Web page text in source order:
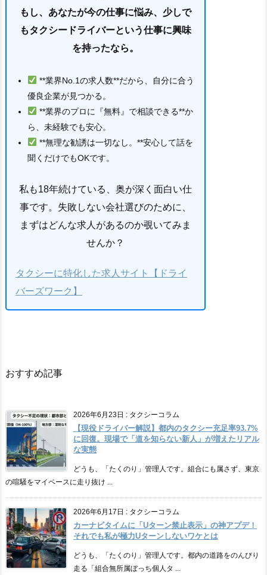
もし、あなたが今の仕事に悩み、少しで
もタクシードライバーという仕事に興味
を持ったなら。
**業界No.1の求人数**だから、自分に合う
優良企業が見つかる。
**業界のプロに『無料』で相談できる**か
ら、未経験でも安心。
**無理な勧誘は一切なし。**安心して話を
聞くだけでもOKです。
私も18年続けている、奥が深く面白い仕
事です。失敗しない会社選びのために、
まずはどんな求人があるのか覗いてみま
せんか？
タクシーに特化した求人サイト【ドライ
バーズワーク】
おすすめ記事
2026年6月23日 : タクシーコラム
【現役ドライバー解説】都内のタクシー充足率93.7%
に回復。現場で「道を知らない新人」が増えたリアル
な実態
どうも、「たくのり」管理人です。組合にも属さず、東京
の喧騒をマイペースに走り抜け ...
2026年6月17日 : タクシーコラム
カーナビタイムに「Uターン禁止表示」の神アプデ！
それでも私が極力Uターンしないワケとは
どうも、「たくのり」管理人です。都内の道路をのんびり
走る「組合無所属ぼっち個人タ ...